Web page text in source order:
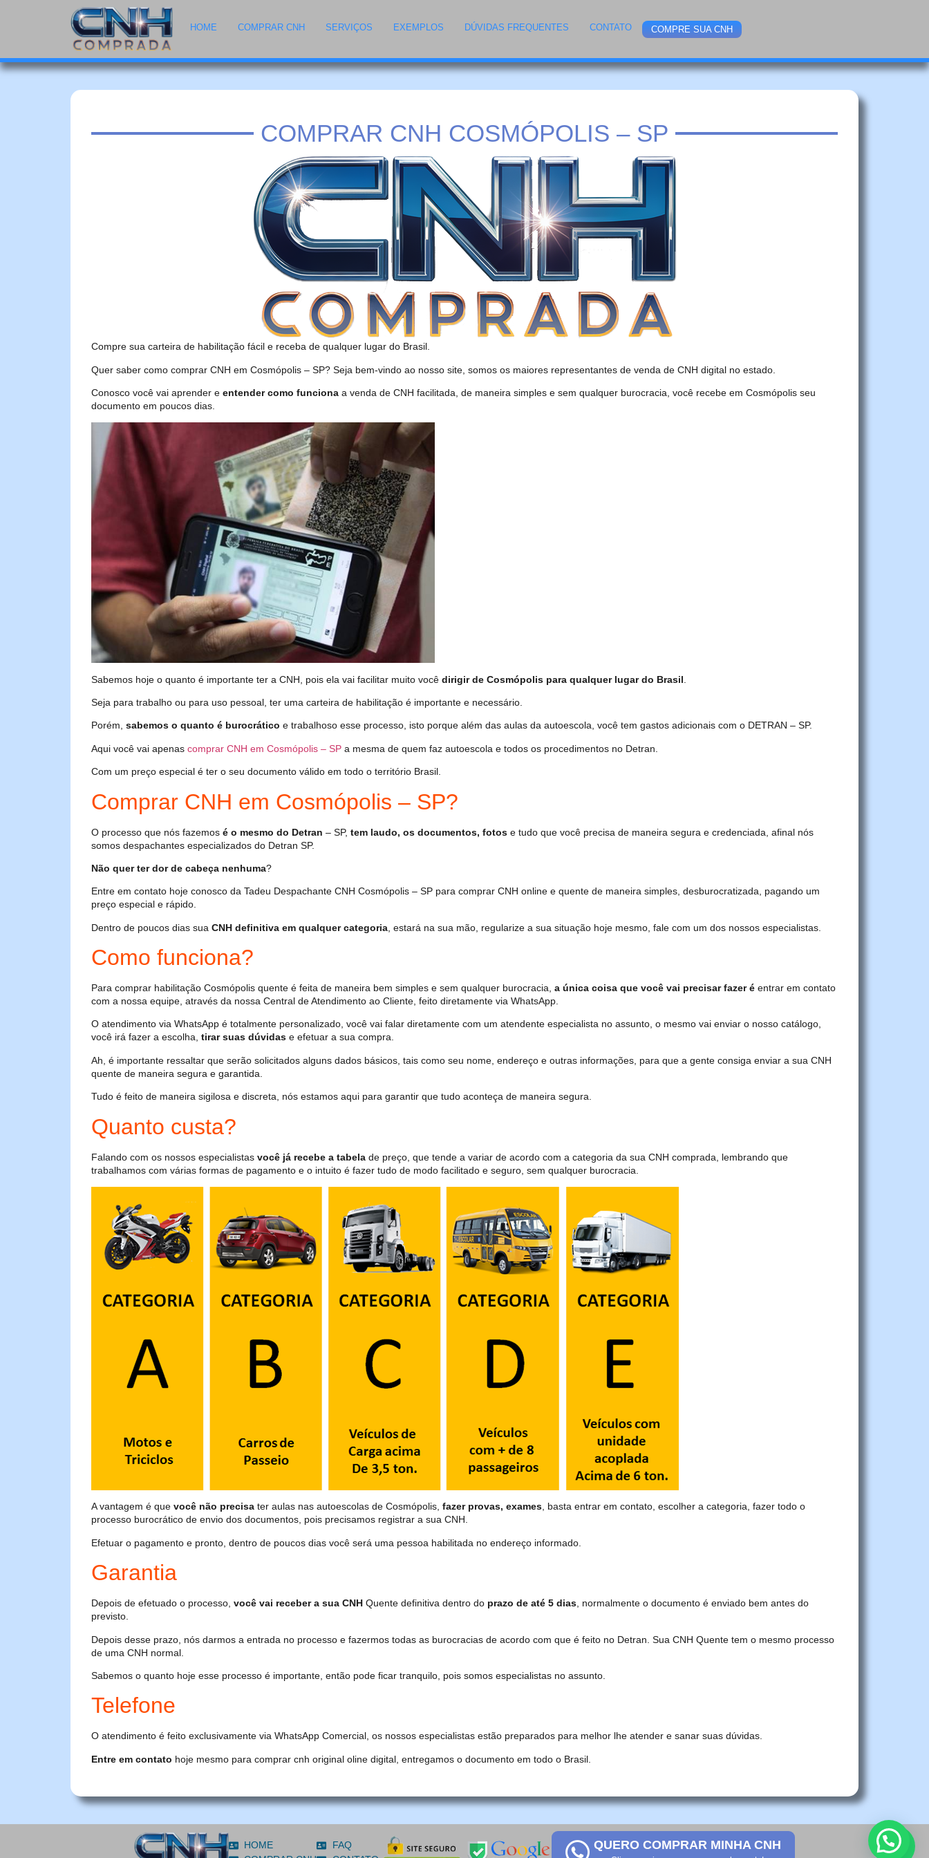
HOME COMPRAR CNH SERVIÇOS EXEMPLOS DÚVIDAS FREQUENTES CONTATO COMPRE SUA CNH
COMPRAR CNH COSMÓPOLIS – SP
Compre sua carteira de habilitação fácil e receba de qualquer lugar do Brasil.
Quer saber como comprar CNH em Cosmópolis – SP? Seja bem-vindo ao nosso site, somos os maiores representantes de venda de CNH digital no estado.
Conosco você vai aprender e entender como funciona a venda de CNH facilitada, de maneira simples e sem qualquer burocracia, você recebe em Cosmópolis seu
documento em poucos dias.
Sabemos hoje o quanto é importante ter a CNH, pois ela vai facilitar muito você dirigir de Cosmópolis para qualquer lugar do Brasil
Seja para trabalho ou para uso pessoal, ter uma carteira de habilitação é importante e necessário.
Porém, sabemos o quanto é burocrático e trabalhoso esse processo, isto porque além das aulas da autoescola, você tem gastos adicionais com o DETRAN – SP.
Aqui você vai apenas comprar CNH em Cosmópolis – SP a mesma de quem faz autoescola e todos os procedimentos no Detran.
Com um preço especial é ter o seu documento válido em todo o território Brasil.
Comprar CNH em Cosmópolis – SP?
O processo que nós fazemos é o mesmo do Detran – SP, tem laudo, os documentos, fotos e tudo que você precisa de maneira segura e credenciada, afinal nós
somos despachantes especializados do Detran SP.
Não quer ter dor de cabeça nenhuma?
Entre em contato hoje conosco da Tadeu Despachante CNH Cosmópolis – SP para comprar CNH online e quente de maneira simples, desburocratizada, pagando um
preço especial e rápido.
Dentro de poucos dias sua CNH definitiva em qualquer categoria , estará na sua mão, regularize a sua situação hoje mesmo, fale com um dos nossos especialistas.
Como funciona?
Para comprar habilitação Cosmópolis quente é feita de maneira bem simples e sem qualquer burocracia, a única coisa que você vai precisar fazer é entrar em contato
com a nossa equipe, através da nossa Central de Atendimento ao Cliente, feito diretamente via WhatsApp.
O atendimento via WhatsApp é totalmente personalizado, você vai falar diretamente com um atendente especialista no assunto, o mesmo vai enviar o nosso catálogo,
você irá fazer a escolha, tirar suas dúvidas e efetuar a sua compra.
Ah, é importante ressaltar que serão solicitados alguns dados básicos, tais como seu nome, endereço e outras informações, para que a gente consiga enviar a sua CNH
quente de maneira segura e garantida.
Tudo é feito de maneira sigilosa e discreta, nós estamos aqui para garantir que tudo aconteça de maneira segura.
Quanto custa?
Falando com os nossos especialistas você já recebe a tabela de preço, que tende a variar de acordo com a categoria da sua CNH comprada, lembrando que
trabalhamos com várias formas de pagamento e o intuito é fazer tudo de modo facilitado e seguro, sem qualquer burocracia.
A vantagem é que você não precisa ter aulas nas autoescolas de Cosmópolis, fazer provas, exames, basta entrar em contato, escolher a categoria, fazer todo o
processo burocrático de envio dos documentos, pois precisamos registrar a sua CNH.
Efetuar o pagamento e pronto, dentro de poucos dias você será uma pessoa habilitada no endereço informado.
Garantia
Depois de efetuado o processo, você vai receber a sua CNH Quente definitiva dentro do prazo de até 5 dias, normalmente o documento é enviado bem antes do
previsto.
Depois desse prazo, nós darmos a entrada no processo e fazermos todas as burocracias de acordo com que é feito no Detran. Sua CNH Quente tem o mesmo processo
de uma CNH normal.
Sabemos o quanto hoje esse processo é importante, então pode ficar tranquilo, pois somos especialistas no assunto.
Telefone
O atendimento é feito exclusivamente via WhatsApp Comercial, os nossos especialistas estão preparados para melhor lhe atender e sanar suas dúvidas.
Entre em contato hoje mesmo para comprar cnh original oline digital, entregamos o documento em todo o Brasil.
HOME
FAQ
QUERO COMPRAR MINHA CNH